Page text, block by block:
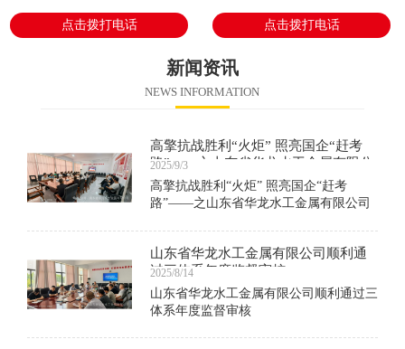
点击拨打电话 点击拨打电话
新闻资讯
NEWS INFORMATION
高擎抗战胜利“火炬” 照亮国企“赶考
路”——之山东省华龙水工金属有限公
司组织观看阅兵仪式
2025/9/3
高擎抗战胜利“火炬” 照亮国企“赶考
路”——之山东省华龙水工金属有限公司
山东省华龙水工金属有限公司顺利通
过三体系年度监督审核
2025/8/14
山东省华龙水工金属有限公司顺利通过三
体系年度监督审核